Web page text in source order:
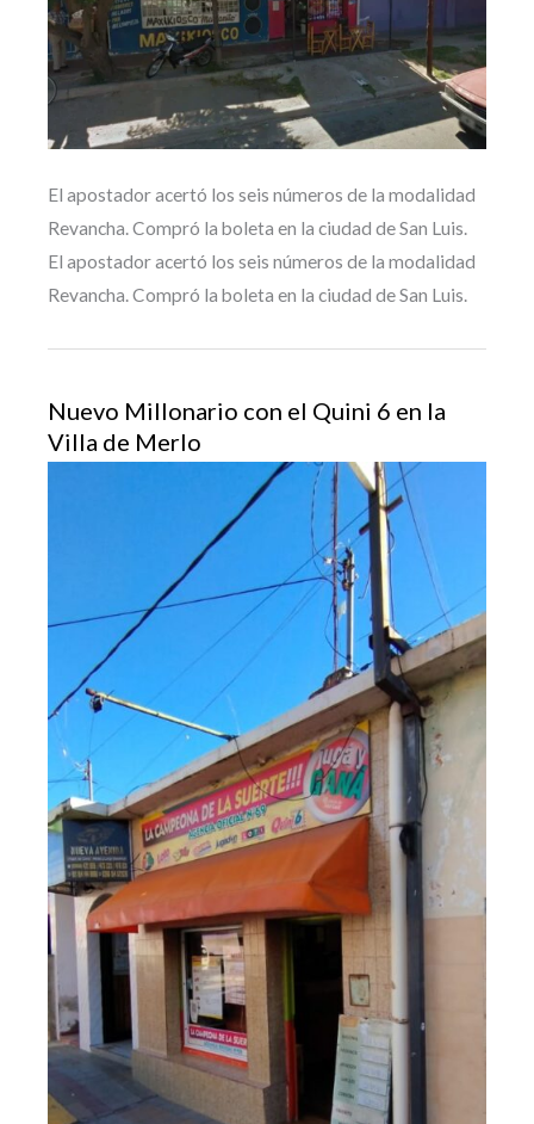
El apostador acertó los seis números de la modalidad
Revancha. Compró la boleta en la ciudad de San Luis.
El apostador acertó los seis números de la modalidad
Revancha. Compró la boleta en la ciudad de San Luis.
Nuevo Millonario con el Quini 6 en la
Villa de Merlo